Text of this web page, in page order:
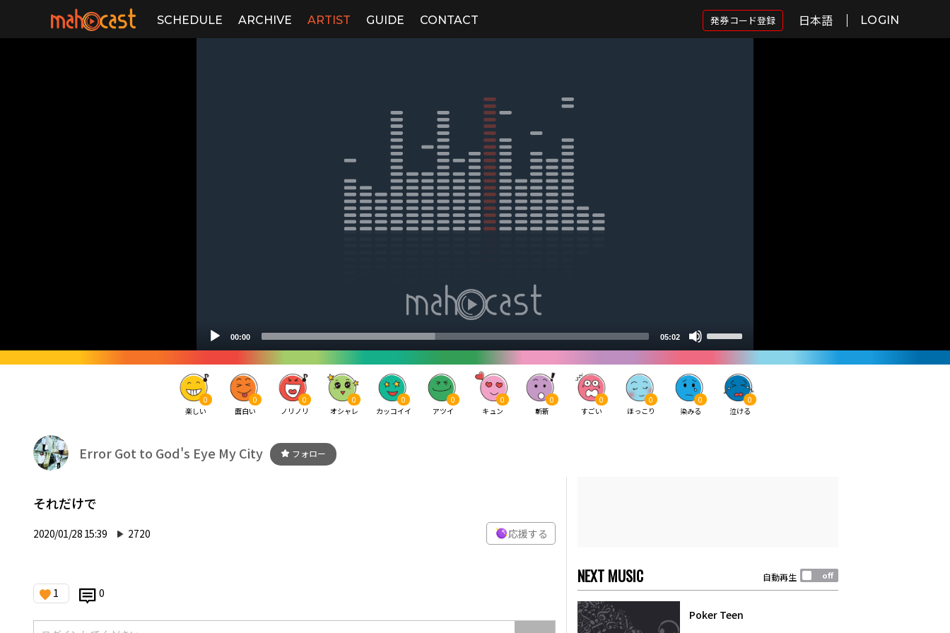
SCHEDULE ARCHIVE ARTIST GUIDE CONTACT 発券コード登録 日本語 LOGIN
0
楽しい
0
面白い
0
ノリノリ
0
オシャレ
0
カッコイイ
0
アツイ
0
キュン
0
斬新
0
すごい
0
ほっこり
0
染みる
0
泣ける
Error Got to God's Eye My City フォロー
それだけで
2020/01/28 15:39 2720 応援する
1 0
NEXT MUSIC 自動再生
Poker Teen